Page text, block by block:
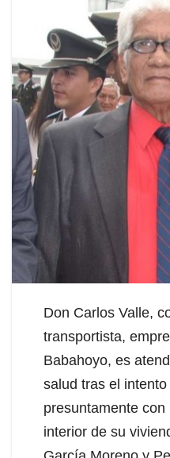
Don Carlos Valle,
transportista,
Babahoyo, es
salud tras el
presuntamente
interior de su